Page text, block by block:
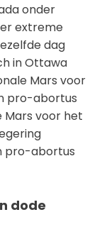
onder
extreme
dag
in Ottawa
Mars voor
pro-abortus
Mars voor het
pro-abortus
dode